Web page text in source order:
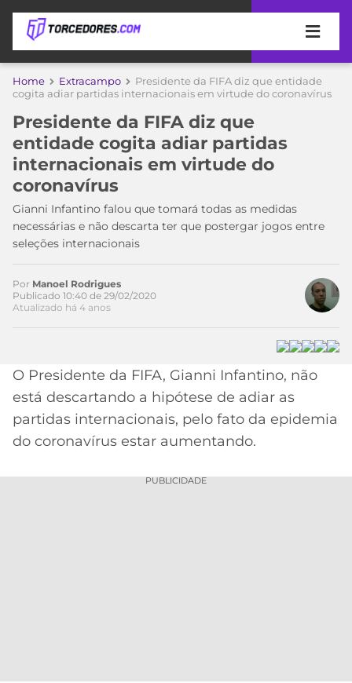
APOSTAS
DE
APOSTA
MELHORES
SITES
DE
APOSTAS
CÓDIGO
PROMOCIONAL
BETBOOM
CÓDIGO
DE
INDICAÇÃO
BET365
COPA
DO
MUNDO
TIMES
TIME
PALMEIRAS
CORINTHIANS
SÃO
PAULO
SANTOS
BRASILEIRÃO
SÉRIE
LIBERTADORES
COPA
MÍDIA
ESPORTIVA
MERCADO
DA
BOLA
Home Extracampo
Presidente da FIFA diz que entidade
cogita adiar partidas internacionais em virtude do coronavírus
Presidente da FIFA diz que
entidade cogita adiar partidas
internacionais em virtude do
coronavírus
Gianni Infantino falou que tomará todas as medidas
necessárias e não descarta ter que postergar jogos entre
seleções internacionais
Por Manoel Rodrigues
Publicado 10:40 de 29/02/2020
Atualizado há 4 anos
O Presidente da FIFA, Gianni Infantino, não
está descartando a hipótese de adiar as
partidas internacionais, pelo fato da epidemia
do coronavírus estar aumentando.
PUBLICIDADE